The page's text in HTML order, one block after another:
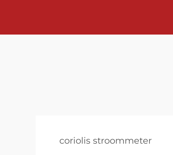
coriolis stroommeter